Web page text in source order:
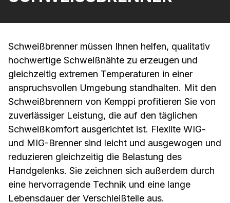
Schweißbrenner müssen Ihnen helfen, qualitativ
hochwertige Schweißnähte zu erzeugen und
gleichzeitig extremen Temperaturen in einer
anspruchsvollen Umgebung standhalten. Mit den
Schweißbrennern von Kemppi profitieren Sie von
zuverlässiger Leistung, die auf den täglichen
Schweißkomfort ausgerichtet ist. Flexlite WIG-
und MIG-Brenner sind leicht und ausgewogen und
reduzieren gleichzeitig die Belastung des
Handgelenks. Sie zeichnen sich außerdem durch
eine hervorragende Technik und eine lange
Lebensdauer der Verschleißteile aus.